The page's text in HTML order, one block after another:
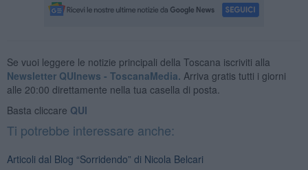
Se vuoi leggere le notizie principali della Toscana iscriviti alla
Newsletter QUInews - ToscanaMedia. Arriva gratis tutti i giorni
alle 20:00 direttamente nella tua casella di posta.
Basta cliccare QUI
Ti potrebbe interessare anche:
Articoli dal Blog “Sorridendo” di Nicola Belcari